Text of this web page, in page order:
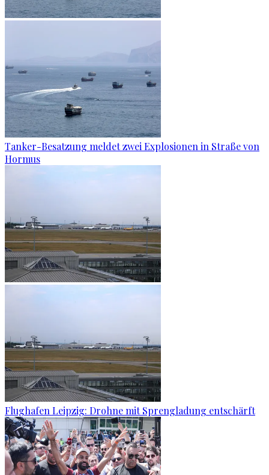
Tanker-Besatzung meldet zwei Explosionen in Straße von
Hormus
Flughafen Leipzig: Drohne mit Sprengladung entschärft